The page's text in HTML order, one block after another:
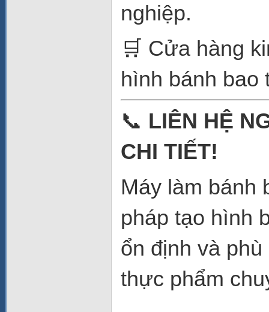
nghiệp.
🛒 Cửa hàng
hình bánh bao
📞 LIÊN HỆ
CHI TIẾT!
Máy làm bánh
pháp tạo hình
ổn định và
thực phẩm